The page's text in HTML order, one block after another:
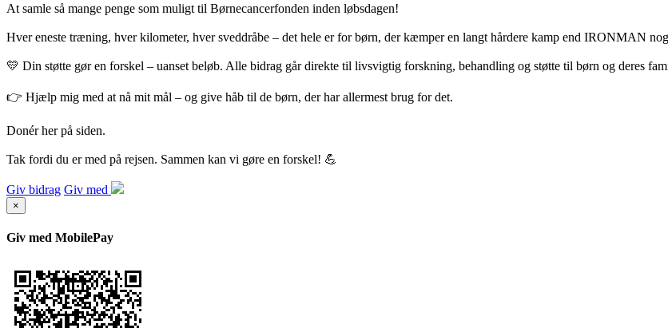
At samle så mange penge som muligt til Børnecancerfonden inden løbsdagen!
Hver eneste træning, hver kilometer, hver sveddråbe – det hele er for børn, der kæmper en langt hårdere kamp end IRONMAN
💛 Din støtte gør en forskel – uanset beløb. Alle bidrag går direkte til livsvigtig forskning, behandling og støtte til børn og deres
👉 Hjælp mig med at nå mit mål – og give håb til de børn, der har allermest brug for det.
Donér her på siden.
Tak fordi du er med på rejsen. Sammen kan vi gøre en forskel! 💪
Giv bidrag Giv med
×
Giv med MobilePay